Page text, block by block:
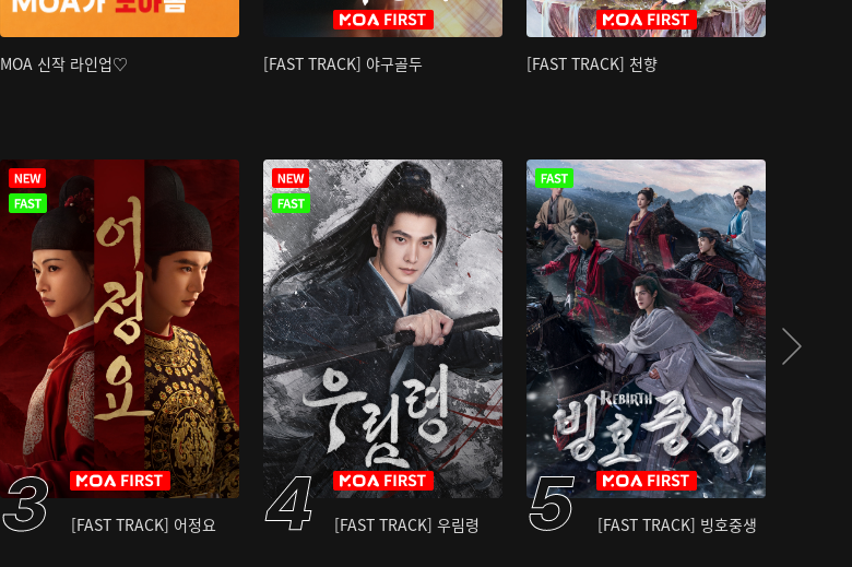
MOA 신작 라인업♡ [FAST TRACK] 야구골두 [FAST TRACK] 천향
[FAST TRACK] 어정요 [FAST TRACK] 우림령 [FAST TRACK] 빙호중생